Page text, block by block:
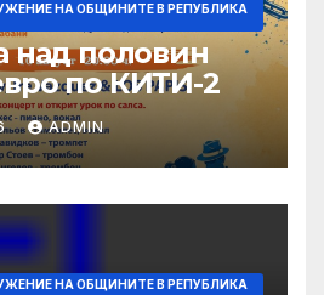
НА ОБЩИНИТЕ В РЕПУБЛИКА
над половин
по КИТИ-2
ADMIN
НА ОБЩИНИТЕ В РЕПУБЛИКА